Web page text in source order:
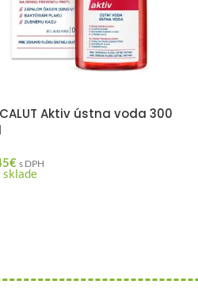
Aktiv ústna voda 300
€ s DPH
sklade